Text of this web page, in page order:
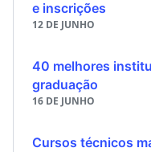
e inscrições
12 DE JUNHO
40 melhores
graduação
16 DE JUNHO
Cursos técnicos